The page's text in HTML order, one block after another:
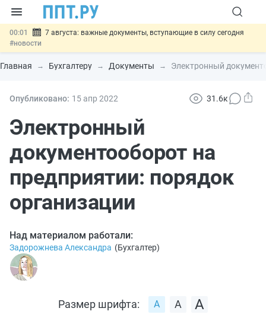
00:01
7 августа: важные документы, вступающие в силу сегодня
#новости
06.08 Минпромторг предложил запретить смешанные лоты
электроники в госзакупках #новости
06.08 Возврат денег за риелторские услуги при недействительных
06.08
Обеспечительный платёж СПОТ могут заменить
банковской гарантией#новости
Главная Бухгалтеру Документы Электронный
Опубликовано: 15 апр 2022 31.6к
Электронный
документооборот на
предприятии: порядок
организации
Над материалом работали:
Задорожнева Александра (Бухгалтер)
Размер шрифта: